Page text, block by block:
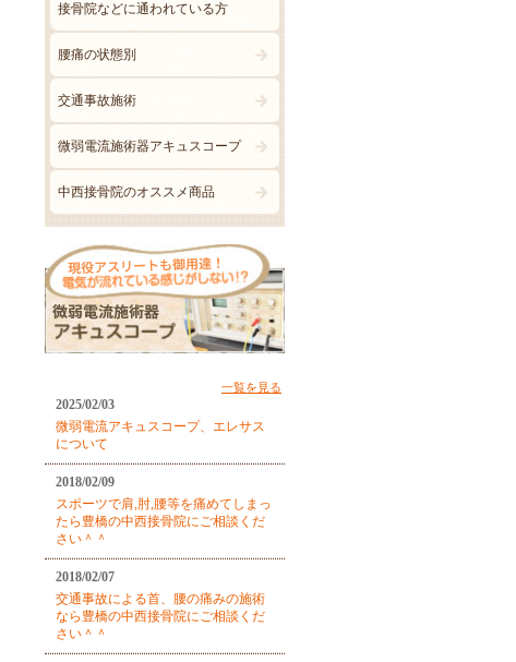
接骨院などに通われている方
腰痛の状態別
交通事故施術
微弱電流施術器アキュスコープ
中西接骨院のオススメ商品
一覧を見る
2025/02/03
微弱電流アキュスコープ、エレサス
について
2018/02/09
スポーツで肩,肘,腰等を痛めてしまっ
たら豊橋の中西接骨院にご相談くだ
さい＾＾
2018/02/07
交通事故による首、腰の痛みの施術
なら豊橋の中西接骨院にご相談くだ
さい＾＾